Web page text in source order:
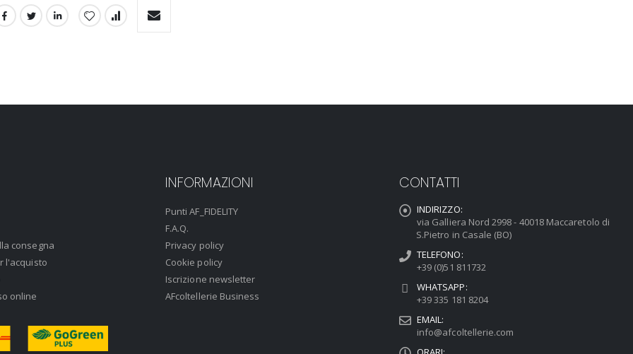
consegna
l'acquisto
online
INFORMAZIONI
Punti AF_FIDELITY
F.A.Q.
Privacy policy
Cookie policy
Iscrizione newsletter
AFcoltellerie Business
CONTATTI
INDIRIZZO:
via Galliera Nord 2998 - 40018 Maccaretolo di
S.Pietro in Casale (BO)
TELEFONO:
+39 (0)51 811732
WHATSAPP:
+39 335 181 8204
EMAIL:
info@afcoltellerie.com